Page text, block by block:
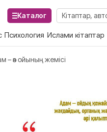
Каталог
Психология Ислами кітаптар
– өз ойының жемісі